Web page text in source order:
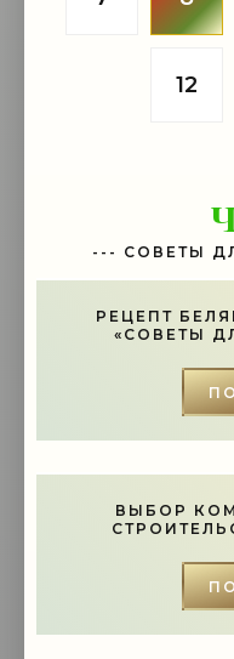
12
--- СОВЕТЫ
РЕЦЕПТ
«СОВЕТЫ
ВЫБОР